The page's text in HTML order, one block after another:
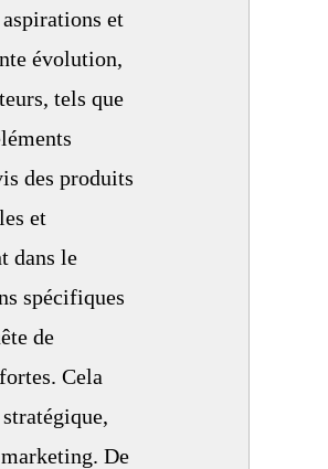
et
évolution,
tels que
des produits
et
dans le
spécifiques
de
Cela
De